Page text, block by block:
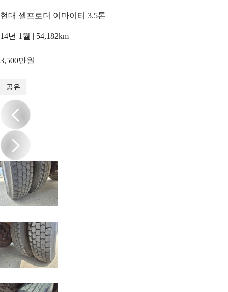
현대 셀프로더 이마이티 3.5톤
14년 1월 | 54,182km
3,500만원
공유
/18